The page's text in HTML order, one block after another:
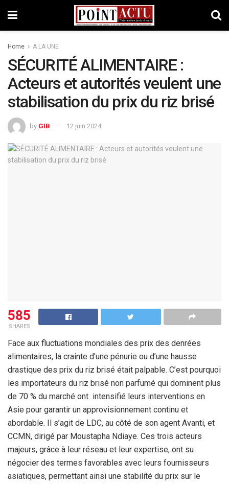
Home A LA UNE
SÉCURITÉ ALIMENTAIRE :
Acteurs et autorités veulent une
stabilisation du prix du riz brisé
by GIB 12 juin 2024
585
SHARES
Face aux fluctuations mondiales des prix des denrées
alimentaires, la crainte d’une pénurie ou d’une hausse
drastique des prix du riz brisé était palpable. C’est pourquoi
les importateurs du riz brisé non parfumé qui dominent plus
de 70 % du marché ont intensifié leurs interventions en
Asie pour garantir un approvisionnement continu et
abordable. Il s’agit de LDC, au côté de son agent Avanti, et
CCMN, dirigé par Moustapha Ndiaye. Ces trois acteurs
majeurs, grâce à leur réseau et leur expertise, ont su
négocier des termes favorables avec leurs fournisseurs
asiatiques, permettant ainsi une stabilité du prix sur le